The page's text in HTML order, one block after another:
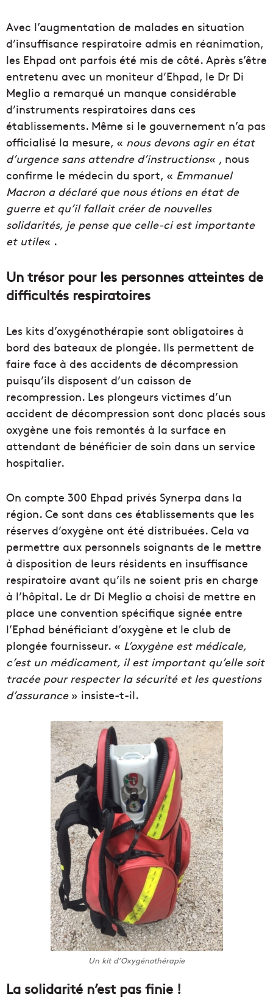
Avec l’augmentation de malades en situation
d’insuffisance respiratoire admis en réanimation,
les Ehpad ont parfois été mis de côté. Après s’être
entretenu avec un moniteur d’Ehpad, le Dr Di
Meglio a remarqué un manque considérable
d’instruments respiratoires dans ces
établissements. Même si le gouvernement n’a pas
officialisé la mesure, « nous devons agir en état
d’urgence sans attendre d’instructions« , nous
confirme le médecin du sport, « Emmanuel
Macron a déclaré que nous étions en état de
guerre et qu’il fallait créer de nouvelles
solidarités, je pense que celle-ci est importante
et utile« .
Un trésor pour les personnes atteintes de
difficultés respiratoires
Les kits d’oxygénothérapie sont obligatoires à
bord des bateaux de plongée. Ils permettent de
faire face à des accidents de décompression
puisqu’ils disposent d’un caisson de
recompression. Les plongeurs victimes d’un
accident de décompression sont donc placés sous
oxygène une fois remontés à la surface en
attendant de bénéficier de soin dans un service
hospitalier.
On compte 300 Ehpad privés Synerpa dans la
région. Ce sont dans ces établissements que les
réserves d’oxygène ont été distribuées. Cela va
permettre aux personnels soignants de le mettre
à disposition de leurs résidents en insuffisance
respiratoire avant qu’ils ne soient pris en charge
à l’hôpital. Le dr Di Meglio a choisi de mettre en
place une convention spécifique signée entre
l’Ephad bénéficiant d’oxygène et le club de
plongée fournisseur. « L’oxygène est médicale,
c’est un médicament, il est important qu’elle soit
tracée pour respecter la sécurité et les questions
d’assurance» insiste-t-il.
Un kit d’Oxygénothérapie
La solidarité n’est pas finie !